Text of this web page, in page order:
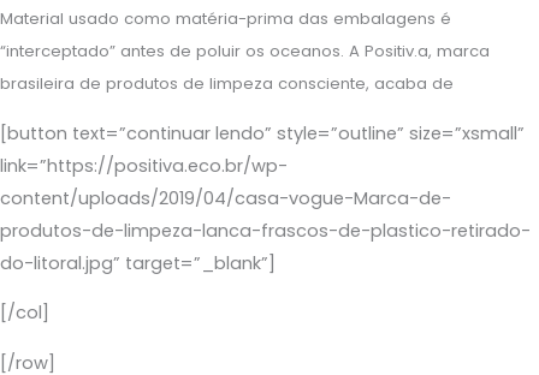
Material usado como matéria-prima das embalagens é
“interceptado” antes de poluir os oceanos. A Positiv.a, marca
brasileira de produtos de limpeza consciente, acaba de
[button text=”continuar lendo” style=”outline” size=”xsmall”
link=”https://positiva.eco.br/wp-
content/uploads/2019/04/casa-vogue-Marca-de-
produtos-de-limpeza-lanca-frascos-de-plastico-retirado-
do-litoral.jpg” target=”_blank”]
[/col]
[/row]